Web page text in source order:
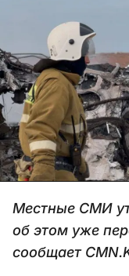
Местные СМИ
об этом уже
сообщает